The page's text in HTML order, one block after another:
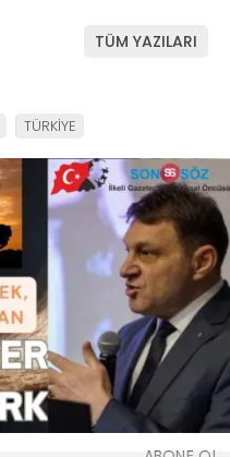
TÜM YAZILARI
TÜRKİYE